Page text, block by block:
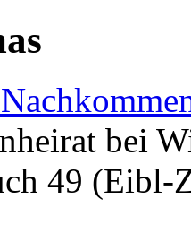
bei
49 (Eibl-